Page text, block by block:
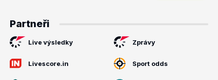
Partneři
Live výsledky Zprávy
Livescore.in Sport odds